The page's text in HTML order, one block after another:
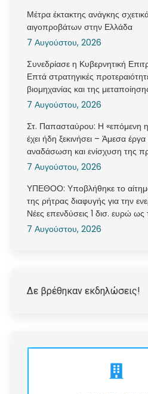
Μέτρα έκτακτης ανάγκης
αιγοπροβάτων στην Ελλάδα
7 Αυγούστου, 2026
Συνεδρίασε η Κυβερνητική
Επτά στρατηγικές
βιομηχανίας και της
7 Αυγούστου, 2026
Στ. Παπασταύρου: Η «επόμενη
έχει ήδη ξεκινήσει – Άμεσα
αναδάσωση και ενίσχυση της
7 Αυγούστου, 2026
ΥΠΕΘΟΟ: Υποβλήθηκε το
της ρήτρας διαφυγής για την
Νέες επενδύσεις 1 δισ. ευρώ ως
7 Αυγούστου, 2026
Δε βρέθηκαν εκδηλώσεις!